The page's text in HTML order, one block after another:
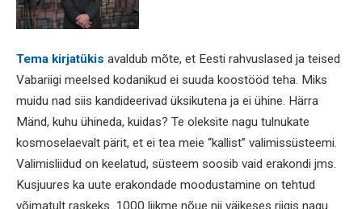
Tema kirjatükis avaldub mõte, et Eesti rahvuslased ja teised
Vabariigi meelsed kodanikud ei suuda koostööd teha. Miks
muidu nad siis kandideerivad üksikutena ja ei ühine. Härra
Mänd, kuhu ühineda, kuidas? Te oleksite nagu tulnukate
kosmoselaevalt pärit, et ei tea meie “kallist” valimissüsteemi.
Valimisliidud on keelatud, süsteem soosib vaid erakondi jms.
Kusjuures ka uute erakondade moodustamine on tehtud
võimatult raskeks. 1000 liikme nõue nii väikeses riigis nagu